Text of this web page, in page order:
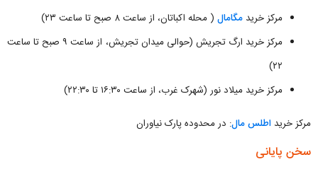
مرکز خرید مگامال ( محله اکباتان، از ساعت ۸ صبح تا ساعت ۲۳)
مرکز خرید ارگ تجریش (حوالی میدان تجریش، از ساعت ۹ صبح تا ساعت
۲۲)
مرکز خرید میلاد نور (شهرک غرب، از ساعت ۱۶:۳۰ تا ۲۲:۳۰)
مرکز خرید اطلس مال: در محدوده پارک نیاوران
سخن پایانی